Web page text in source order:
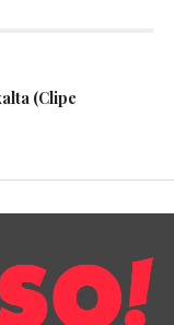
(Clipe